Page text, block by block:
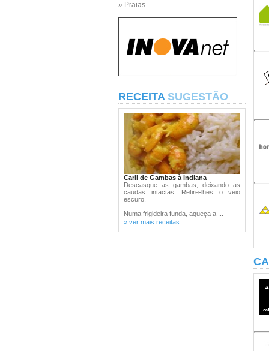
» Praias
RECEITA SUGESTÃO
Caril de Gambas à Indiana
Descasque as gambas, deixando as
caudas intactas. Retire-lhes o veio
escuro.
Numa frigideira funda, aqueça a ...
» ver mais receitas